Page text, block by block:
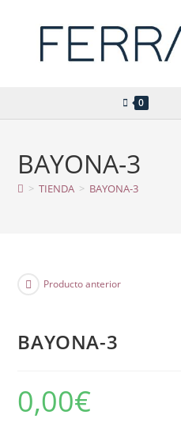
contenido
0
BAYONA-3
> TIENDA > BAYONA-3
Producto anterior
BAYONA-3
0,00€